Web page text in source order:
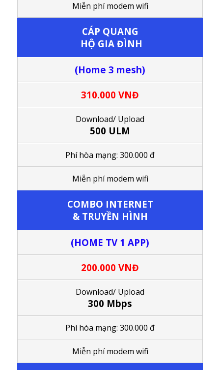
Miễn phí modem wifi
CÁP QUANG
HỘ GIA ĐÌNH
(Home 3 mesh)
310.000 VNĐ
Download/ Upload
500 ULM
Phí hòa mạng: 300.000 đ
Miễn phí modem wifi
COMBO INTERNET
& TRUYỀN HÌNH
(HOME TV 1 APP)
200.000 VNĐ
Download/ Upload
300 Mbps
Phí hòa mạng: 300.000 đ
Miễn phí modem wifi